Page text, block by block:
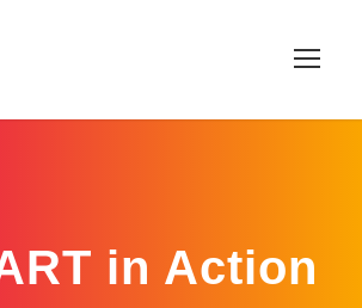
in Action